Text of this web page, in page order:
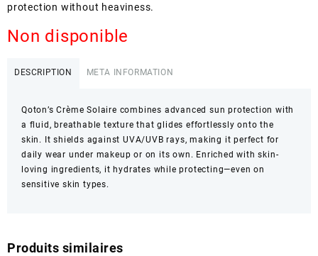
protection without heaviness.
Non disponible
DESCRIPTION META INFORMATION
Qoton’s Crème Solaire combines advanced sun protection with
a fluid, breathable texture that glides effortlessly onto the
skin. It shields against UVA/UVB rays, making it perfect for
daily wear under makeup or on its own. Enriched with skin-
loving ingredients, it hydrates while protecting—even on
sensitive skin types.
Produits similaires